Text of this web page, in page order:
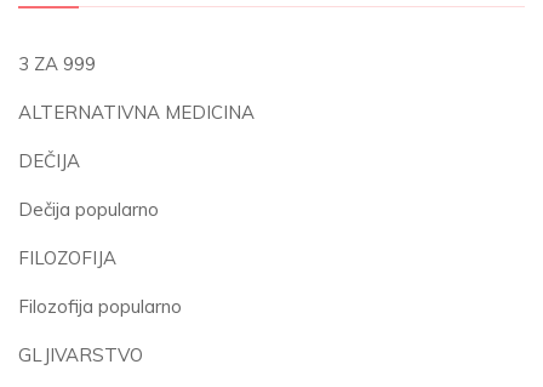
3 ZA 999
ALTERNATIVNA MEDICINA
DEČIJA
Dečija popularno
FILOZOFIJA
Filozofija popularno
GLJIVARSTVO